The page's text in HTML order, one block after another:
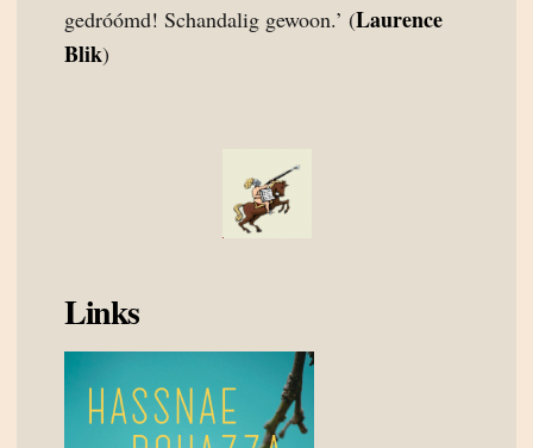
gedróómd! Schandalig gewoon.’ (Laurence
Blik)
Links